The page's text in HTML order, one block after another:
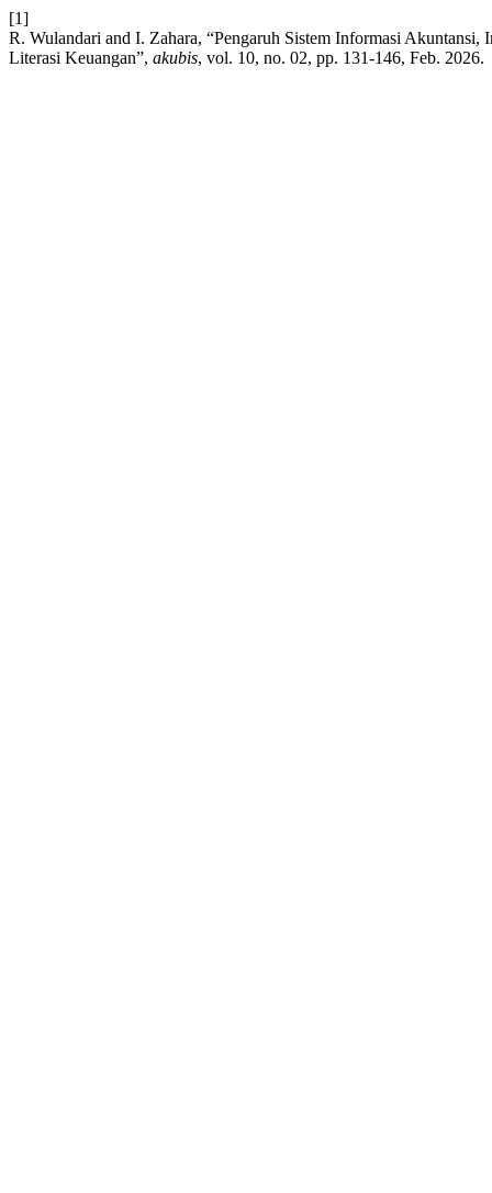
[1]
R. Wulandari and I. Zahara, “Pengaruh Sistem Informasi
Literasi Keuangan”, akubis, vol. 10, no. 02, pp. 131-146, Feb. 2026.